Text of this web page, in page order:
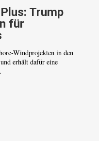
Trump
für
Windprojekten in den
erhält dafür eine